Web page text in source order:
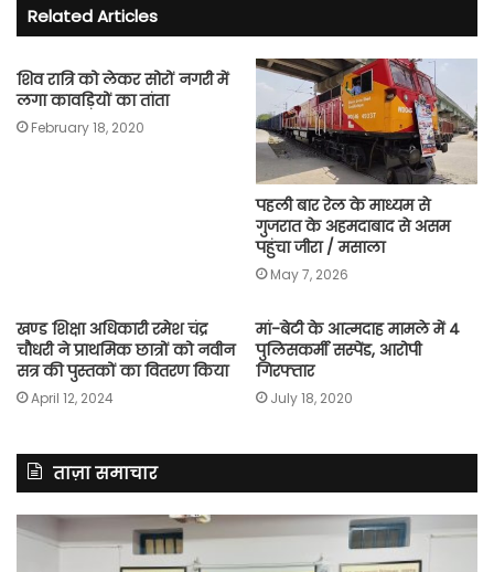
Related Articles
शिव रात्रि को लेकर सोरों नगरी में
लगा कावड़ियों का तांता
February 18, 2020
पहली बार रेल के माध्यम से
गुजरात के अहमदाबाद से असम
पहुंचा जीरा / मसाला
May 7, 2026
खण्ड शिक्षा अधिकारी रमेश चंद्र
चौधरी ने प्राथमिक छात्रों को नवीन
सत्र की पुस्तकों का वितरण किया
April 12, 2024
मां-बेटी के आत्मदाह मामले में 4
पुलिसकर्मी सस्पेंड, आरोपी
गिरफ्तार
July 18, 2020
ताज़ा समाचार